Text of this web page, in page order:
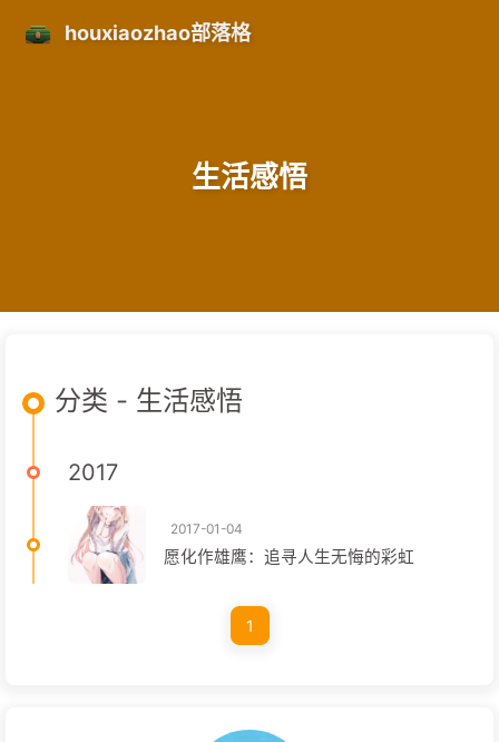
houxiaozhao部落格
生活感悟
分类 - 生活感悟
2017
2017-01-04
愿化作雄鹰：追寻人生无悔的彩虹
1